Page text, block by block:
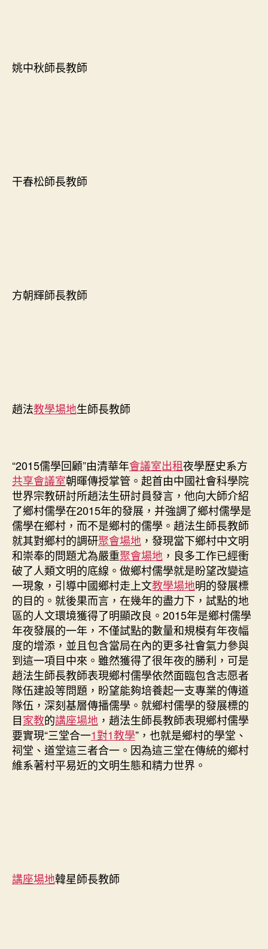
姚中秋師長教師
干春松師長教師
方朝輝師長教師
趙法教學場地生師長教師
“2015儒學回顧”由清華年會議室出租夜學歷史系方
共享會議室朝暉傳授掌管。起首由中國社會科學院
世界宗教研討所趙法生研討員發言，他向大師介紹
了鄉村儒學在2015年的發展，并強調了鄉村儒學是
儒學在鄉村，而不是鄉村的儒學。趙法生師長教師
就其對鄉村的調研聚會場地 ，發現當下鄉村中文明
和崇奉的問題尤為嚴重聚會場地 ，良多工作已經衝
破了人類文明的底線。做鄉村儒學就是盼望改變這
一現象，引導中國鄉村走上文教學場地明的發展標
的目的。就後果而言，在幾年的盡力下，試點的地
區的人文環境獲得了明顯改良。2015年是鄉村儒學
年夜發展的一年，不僅試點的數量和規模有年夜幅
度的增添，並且包含當局在內的更多社會氣力參與
到這一項目中來。雖然獲得了很年夜的勝利，可是
趙法生師長教師表現鄉村儒學依然面臨包含志愿者
隊伍建設等問題，盼望能夠培養起一支專業的傳道
隊伍，深刻基層傳播儒學。就鄉村儒學的發展標的
目家教的講座場地 ，趙法生師長教師表現鄉村儒學
要實現“三堂合一1對1教學”，也就是鄉村的學堂、
祠堂、道堂這三者合一。因為這三堂在傳統的鄉村
維系著村平易近的文明生態和精力世界。
講座場地韓星師長教師